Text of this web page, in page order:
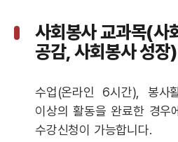
사회봉사 교과목(사
공감, 사회봉사 성장)
수업(온라인 6시간), 봉사
이상의 활동을 완료한 경우
수강신청이 가능합니다.